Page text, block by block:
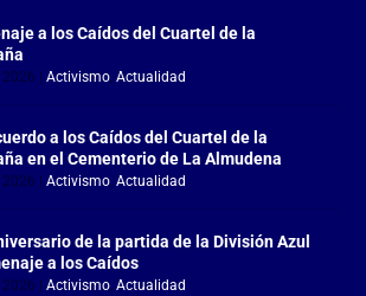
a los Caídos del Cuartel de la
|Activismo,Actualidad
a los Caídos del Cuartel de la
en el Cementerio de La Almudena
|Activismo,Actualidad
de la partida de la División Azul
a los Caídos
|Activismo,Actualidad